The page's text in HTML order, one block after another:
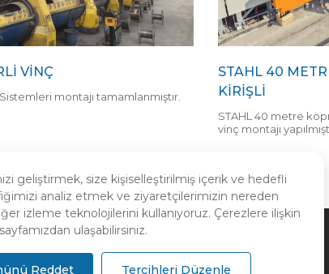
geliştirmek, size kişiselleştirilmiş içerik ve hedefli
analiz etmek ve ziyaretçilerimizin nereden
izleme teknolojilerini kullanıyoruz. Çerezlere ilişkin
ulaşabilirsiniz.
Reddet Tercihleri Düzenle
VINÇ
montajı tamamlanmıştır.
STAHL 40
KİRİŞLİ
STAHL 40 metre
vinç montajı